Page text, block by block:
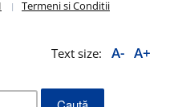
Termeni si Conditii
Text size: A- A+